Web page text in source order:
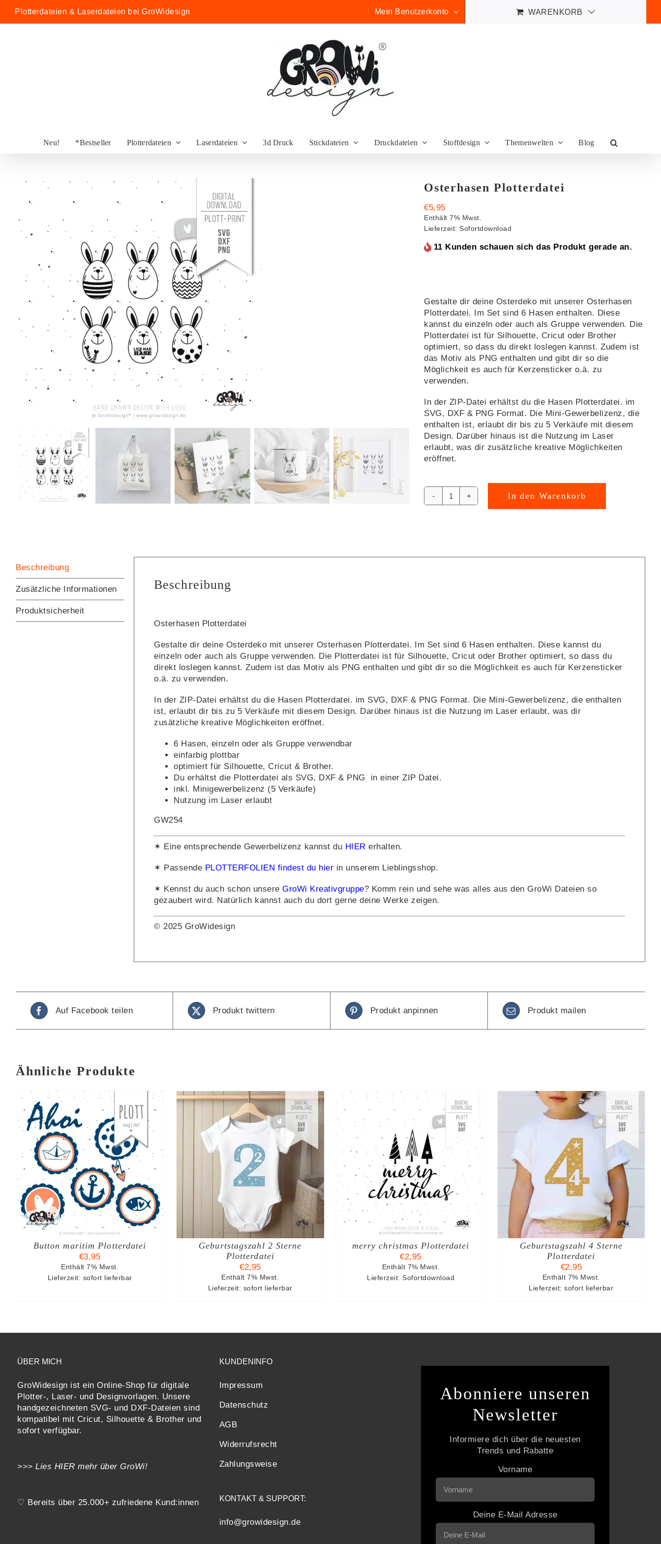
Inhalt
Plotterdateien & Laserdateien bei GroWidesign Mein Benutzerkonto WARENKORB
Neu! *Bestseller Plotterdateien Laserdateien 3d Druck Stickdateien Druckdateien Stoffdesign Themenwelten Blog
Osterhasen Plotterdatei
€5,95
Enthält 7% Mwst.
Lieferzeit: Sofortdownload
11 Kunden schauen sich das Produkt gerade an.
Gestalte dir deine Osterdeko mit unserer Osterhasen
Plotterdatei. Im Set sind 6 Hasen enthalten. Diese
kannst du einzeln oder auch als Gruppe verwenden. Die
Plotterdatei ist für Silhouette, Cricut oder Brother
optimiert, so dass du direkt loslegen kannst. Zudem ist
das Motiv als PNG enthalten und gibt dir so die
Möglichkeit es auch für Kerzensticker o.ä. zu
verwenden.
In der ZIP-Datei erhältst du die Hasen Plotterdatei. im
SVG, DXF & PNG Format. Die Mini-Gewerbelizenz, die
enthalten ist, erlaubt dir bis zu 5 Verkäufe mit diesem
Design. Darüber hinaus ist die Nutzung im Laser
erlaubt, was dir zusätzliche kreative Möglichkeiten
eröffnet.
Osterhasen
Plotterdatei
In den Warenkorb
Alternative:
Beschreibung
Zusätzliche Informationen
Produktsicherheit
Beschreibung
Osterhasen Plotterdatei
Gestalte dir deine Osterdeko mit unserer Osterhasen Plotterdatei. Im Set sind 6 Hasen enthalten. Diese kannst du
einzeln oder auch als Gruppe verwenden. Die Plotterdatei ist für Silhouette, Cricut oder Brother optimiert, so dass du
direkt loslegen kannst. Zudem ist das Motiv als PNG enthalten und gibt dir so die Möglichkeit es auch für Kerzensticker
o.ä. zu verwenden.
In der ZIP-Datei erhältst du die Hasen Plotterdatei. im SVG, DXF & PNG Format. Die Mini-Gewerbelizenz, die enthalten
ist, erlaubt dir bis zu 5 Verkäufe mit diesem Design. Darüber hinaus ist die Nutzung im Laser erlaubt, was dir
zusätzliche kreative Möglichkeiten eröffnet.
6 Hasen, einzeln oder als Gruppe verwendbar
einfarbig plottbar
optimiert für Silhouette, Cricut & Brother.
Du erhältst die Plotterdatei als SVG, DXF & PNG in einer ZIP Datei.
inkl. Minigewerbelizenz (5 Verkäufe)
Nutzung im Laser erlaubt
GW254
✶ Eine entsprechende Gewerbelizenz kannst du HIER erhalten.
✶ Passende PLOTTERFOLIEN findest du hier in unserem Lieblingsshop.
✶ Kennst du auch schon unsere GroWi Kreativgruppe? Komm rein und sehe was alles aus den GroWi Dateien so
gezaubert wird. Natürlich kannst auch du dort gerne deine Werke zeigen.
© 2025 GroWidesign
Auf Facebook teilen Produkt twittern Produkt anpinnen Produkt mailen
Ähnliche Produkte
Button maritim Plotterdatei
€3,95
Enthält 7% Mwst.
Lieferzeit: sofort lieferbar
IN DEN WARENKORB
DETAILS
Geburtstagszahl 2 Sterne
Plotterdatei
€2,95
Enthält 7% Mwst.
Lieferzeit: sofort lieferbar
IN DEN WARENKORB
DETAILS
merry christmas Plotterdatei
€2,95
Enthält 7% Mwst.
Lieferzeit: Sofortdownload
IN DEN WARENKORB
DETAILS
Geburtstagszahl 4 Sterne
Plotterdatei
€2,95
Enthält 7% Mwst.
Lieferzeit: sofort lieferbar
ÜBER MICH
GroWidesign ist ein Online-Shop für digitale
Plotter-, Laser- und Designvorlagen. Unsere
handgezeichneten SVG- und DXF-Dateien sind
kompatibel mit Cricut, Silhouette & Brother und
sofort verfügbar.
>>> Lies HIER mehr über GroWi!
♡ Bereits über 25.000+ zufriedene Kund:innen
KUNDENINFO
Impressum
Datenschutz
AGB
Widerrufsrecht
Zahlungsweise
KONTAKT & SUPPORT:
info@growidesign.de
Abonniere unseren
Newsletter
Informiere dich über die neuesten
Trends und Rabatte
Vorname
Deine E-Mail Adresse